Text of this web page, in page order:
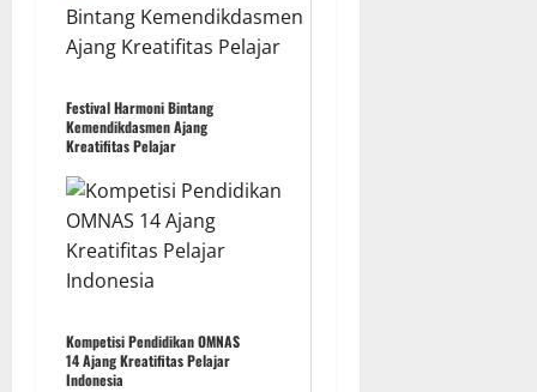
Festival Harmoni Bintang
Kemendikdasmen Ajang
Kreatifitas Pelajar
Kompetisi Pendidikan OMNAS
14 Ajang Kreatifitas Pelajar
Indonesia